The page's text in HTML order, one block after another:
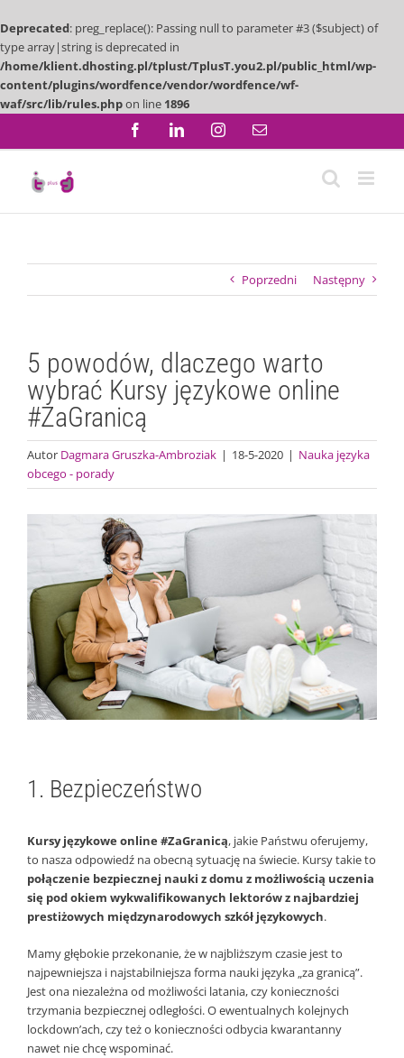
Deprecated: preg_replace(): Passing null to parameter #3 ($subject) of
type array|string is deprecated in
/home/klient.dhosting.pl/tplust/TplusT.you2.pl/public_html/wp-
content/plugins/wordfence/vendor/wordfence/wf-
waf/src/lib/rules.phpon line 1896
FacebookLinkedInInstagramEmail
Poprzedni Następny
5 powodów, dlaczego warto
wybrać Kursy językowe online
#ZaGranicą
Autor Dagmara Gruszka-Ambroziak | 18-5-2020 | Nauka języka
obcego - porady
1. Bezpieczeństwo
Kursy językowe online #ZaGranicą, jakie Państwu oferujemy,
to nasza odpowiedź na obecną sytuację na świecie. Kursy takie to
połączenie bezpiecznej nauki z domu z możliwością uczenia
się pod okiem wykwalifikowanych lektorów z najbardziej
prestiżowych międzynarodowych szkół językowych.
Mamy głębokie przekonanie, że w najbliższym czasie jest to
najpewniejsza i najstabilniejsza forma nauki języka „za granicą”.
Jest ona niezależna od możliwości latania, czy konieczności
trzymania bezpiecznej odległości. O ewentualnych kolejnych
lockdown’ach, czy też o konieczności odbycia kwarantanny
nawet nie chcę wspominać.